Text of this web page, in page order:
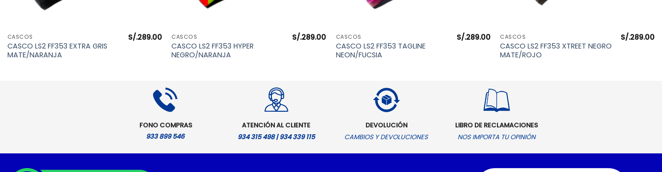
CASCOS
CASCO LS2 FF353 EXTRA GRIS
MATE/NARANJA
S/.289.00 CASCOS
CASCO LS2 FF353 HYPER
NEGRO/NARANJA
S/.289.00 CASCOS
CASCO LS2 FF353 TAGLINE
NEON/FUCSIA
S/.289.00 CASCOS
CASCO LS2 FF353 XTREET NEGRO
MATE/ROJO
S/.289.00
FONO COMPRAS
933 899 546
ATENCIÓN AL CLIENTE
934 315 498 | 934 339 115
DEVOLUCIÓN
CAMBIOS Y DEVOLUCIONES
LIBRO DE RECLAMACIONES
NOS IMPORTA TU OPINIÓN